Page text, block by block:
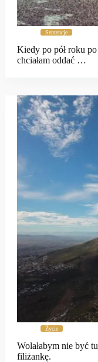
Sentencje
Kiedy po pół roku po
chciałam oddać …
Życie
Wolałabym nie być
filiżankę.